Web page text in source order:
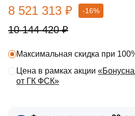
10 144 420 ₽
8 521 313 ₽ -16%
Максимальная скидка при
Цена в рамках акции
от ГК ФСК»